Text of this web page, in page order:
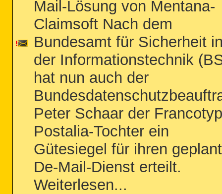
Mail-Lösung von Mentana-
Claimsoft Nach dem
Bundesamt für Sicherheit
der Informationstechnik
hat nun auch der
Peter Schaar der
Postalia-Tochter ein
Gütesiegel für ihren
De-Mail-Dienst erteilt.
Weiterlesen...